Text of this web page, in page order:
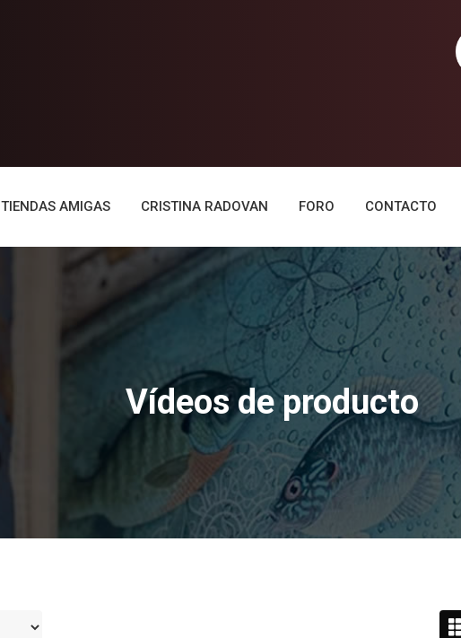
TIENDAS AMIGAS CRISTINA RADOVAN FORO CONTACTO
Vídeos de producto